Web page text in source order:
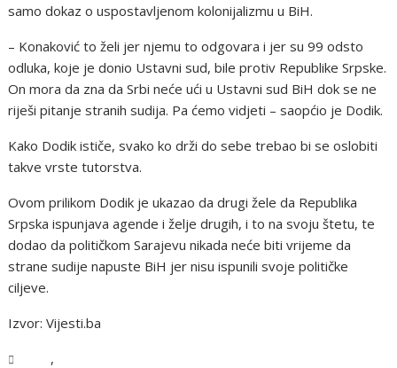
samo dokaz o uspostavljenom kolonijalizmu u BiH.
– Konaković to želi jer njemu to odgovara i jer su 99 odsto
odluka, koje je donio Ustavni sud, bile protiv Republike Srpske.
On mora da zna da Srbi neće ući u Ustavni sud BiH dok se ne
riješi pitanje stranih sudija. Pa ćemo vidjeti – saopćio je Dodik.
Kako Dodik ističe, svako ko drži do sebe trebao bi se oslobiti
takve vrste tutorstva.
Ovom prilikom Dodik je ukazao da drugi žele da Republika
Srpska ispunjava agende i želje drugih, i to na svoju štetu, te
dodao da političkom Sarajevu nikada neće biti vrijeme da
strane sudije napuste BiH jer nisu ispunili svoje političke
ciljeve.
Izvor: Vijesti.ba
,